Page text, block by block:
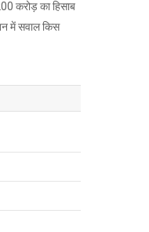
करोड़ का हिसाब
में सवाल किस